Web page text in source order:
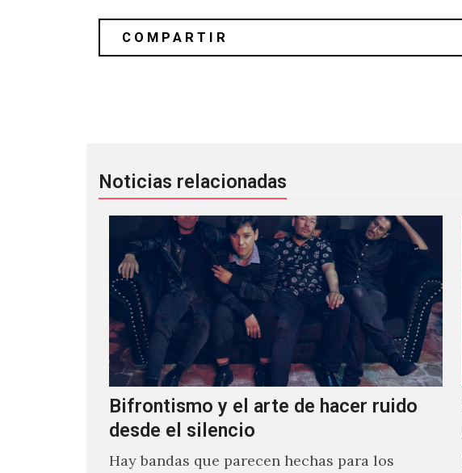
Noticias relacionadas
Bifrontismo y el arte de hacer ruido
desde el silencio
Hay bandas que parecen hechas para los